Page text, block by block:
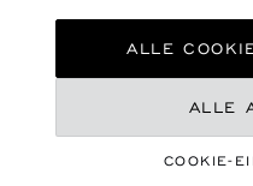
ZUM WARENKORB
COOKIE-RICHTLINIE
COOKIE-
ALLE
ALLE